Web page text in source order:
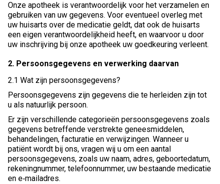
Onze apotheek is verantwoordelijk voor het verzamelen en
gebruiken van uw gegevens. Voor eventueel overleg met
uw huisarts over de medicatie geldt, dat ook de huisarts
een eigen verantwoordelijkheid heeft, en waarvoor u door
uw inschrijving bij onze apotheek uw goedkeuring verleent.
2. Persoonsgegevens en verwerking daarvan
2.1 Wat zijn persoonsgegevens?
Persoonsgegevens zijn gegevens die te herleiden zijn tot
u als natuurlijk persoon.
Er zijn verschillende categorieën persoonsgegevens zoals
gegevens betreffende verstrekte geneesmiddelen,
behandelingen, facturatie en verwijzingen. Wanneer u
patiënt wordt bij ons, vragen wij u om een aantal
persoonsgegevens, zoals uw naam, adres, geboortedatum,
rekeningnummer, telefoonnummer, uw bestaande medicatie
en e‐mailadres.